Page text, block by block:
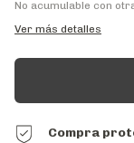
No acumulable con
Ver más detalles
Compra